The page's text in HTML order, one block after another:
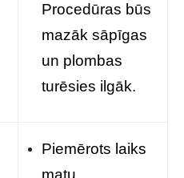
Procedūras būs
mazāk sāpīgas
un plombas
turēsies ilgāk.
Piemērots laiks
matu